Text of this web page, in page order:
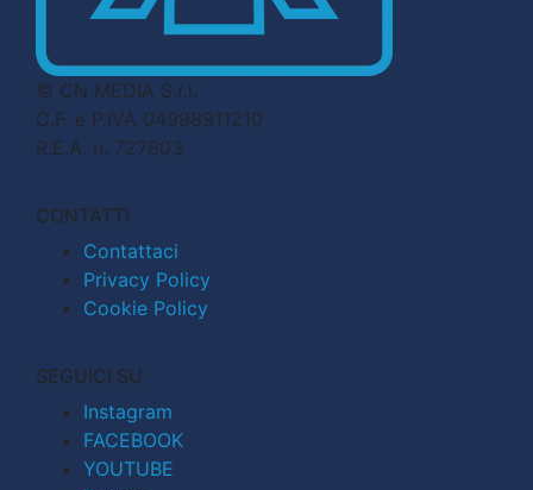
© CN MEDIA S.r.l.
C.F. e P.IVA 04998911210
R.E.A. n. 727803
CONTATTI
Contattaci
Privacy Policy
Cookie Policy
SEGUICI SU
Instagram
FACEBOOK
YOUTUBE